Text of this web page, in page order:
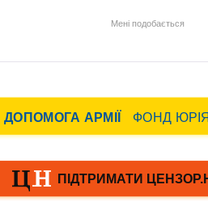
Мені подобається